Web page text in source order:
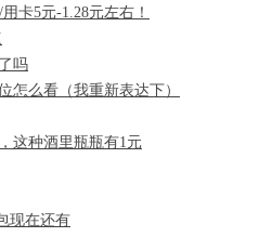
卡5元-1.28元左右！
吗
怎么看（我重新表达下）
这种酒里瓶瓶有1元
现在还有